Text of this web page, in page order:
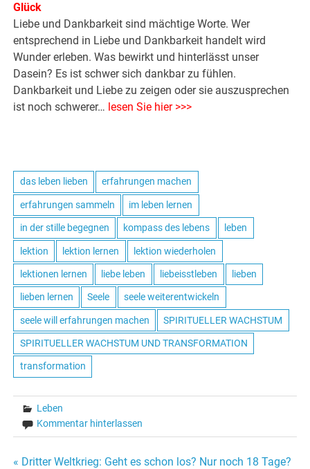
Glück
Liebe und Dankbarkeit sind mächtige Worte. Wer
entsprechend in Liebe und Dankbarkeit handelt wird
Wunder erleben. Was bewirkt und hinterlässt unser
Dasein? Es ist schwer sich dankbar zu fühlen.
Dankbarkeit und Liebe zu zeigen oder sie auszusprechen
ist noch schwerer… lesen Sie hier >>>
das leben lieben erfahrungen machen
erfahrungen sammeln im leben lernen
in der stille begegnen kompass des lebens leben
lektion lektion lernen lektion wiederholen
lektionen lernen liebe leben liebeisstleben lieben
lieben lernen Seele seele weiterentwickeln
seele will erfahrungen machen SPIRITUELLER WACHSTUM
SPIRITUELLER WACHSTUM UND TRANSFORMATION
transformation
Leben
Kommentar hinterlassen
« Dritter Weltkrieg: Geht es schon los? Nur noch 18 Tage?